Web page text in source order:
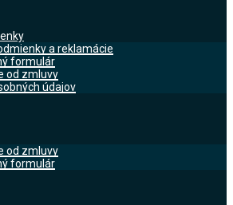
a reklamácie
formulár
od zmluvy
údajov
od zmluvy
formulár